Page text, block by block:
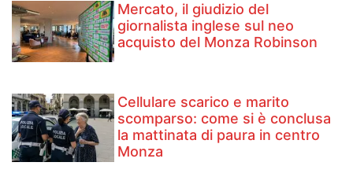
Mercato, il giudizio del
giornalista inglese sul neo
acquisto del Monza Robinson
Cellulare scarico e marito
scomparso: come si è conclusa
la mattinata di paura in centro
Monza